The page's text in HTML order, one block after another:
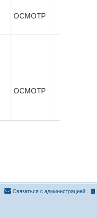
ОСМОТР
ОСМОТР
Связаться с администрацией